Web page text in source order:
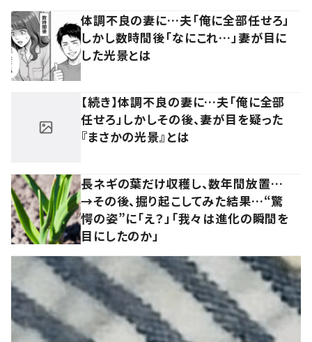
体調不良の妻に…夫「俺に全部任せろ」
しかし数時間後「なにこれ…」妻が目に
した光景とは
【続き】体調不良の妻に…夫「俺に全部
任せろ」しかしその後、妻が目を疑った
『まさかの光景』とは
長ネギの葉だけ収穫し、数年間放置…
→その後、掘り起こしてみた結果…“驚
愕の姿”に「え？」「我々は進化の瞬間を
目にしたのか」